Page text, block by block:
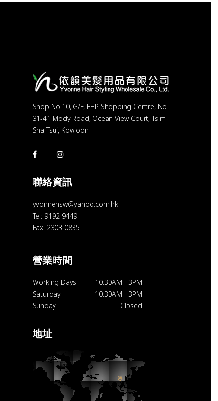
Shop No.10, G/F, FHP Shopping Centre, No
31-41 Mody Road, Ocean View Court, Tsim
Sha Tsui, Kowloon
聯絡資訊
yvonnehsw@yahoo.com.hk
Tel: 9192 9449
Fax: 2303 0835
營業時間
Working Days 10:30AM - 3PM
Saturday
10:30AM - 3PM
Sunday
Closed
地址